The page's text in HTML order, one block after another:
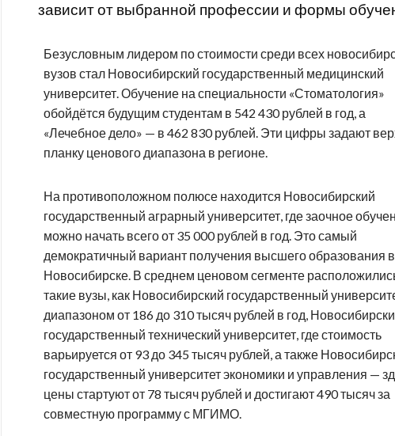
зависит от выбранной профессии и формы
Безусловным лидером по стоимости среди всех
вузов стал Новосибирский государственный медицинский
университет. Обучение на специальности «Стоматология»
обойдётся будущим студентам в 542 430 рублей в год, а
«Лечебное дело» — в 462 830 рублей. Эти цифры задают
планку ценового диапазона в регионе.
На противоположном полюсе находится Новосибирский
государственный аграрный университет, где заочное
можно начать всего от 35 000 рублей в год. Это самый
демократичный вариант получения высшего образования в
Новосибирске. В среднем ценовом сегменте
такие вузы, как Новосибирский государственный
диапазоном от 186 до 310 тысяч рублей в год,
государственный технический университет, где стоимость
варьируется от 93 до 345 тысяч рублей, а также
государственный университет экономики и управления —
цены стартуют от 78 тысяч рублей и достигают 490 тысяч за
совместную программу с МГИМО.